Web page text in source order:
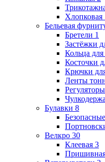
Хлопковая
Бельевая
Бретели 1
Застёжки
Кольца для
Косточки
Крючки
Ленты
Булавки 8
Безопасные
Велкро 30
Клеевая 3